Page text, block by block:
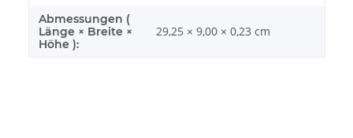
Abmessungen (
Länge × Breite ×
Höhe ):
29,25 × 9,00 × 0,23 cm